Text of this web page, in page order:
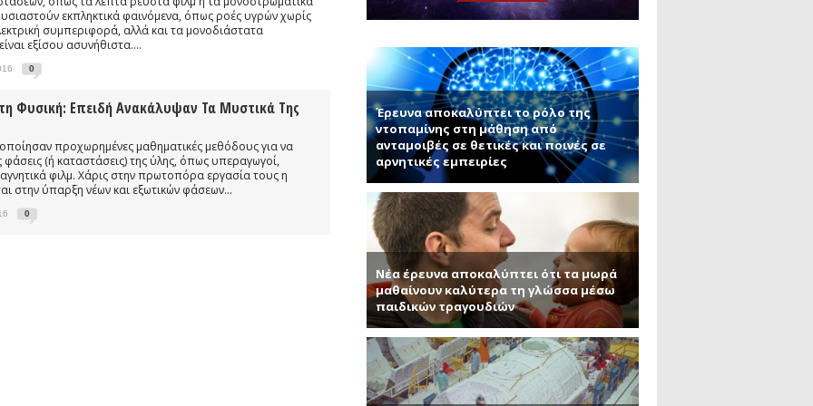
κ. Παντελή Μπάμπουλη για τα ενδιαφέροντα τεχνητά υλικά, γερμανένιο και πυριτένιο (Μέρος
με τον Ερωτόκριτο Κατσαβουνίδη, διευθυντή έρευνας στο ΜΙΤ)
(Συνέντευξη με τον Χρήστο Τσάγκα, Αναπληρωτή Καθηγητή του ΑΠΘ)
με απλά λόγια μας μαθαίνει το χαλαρόνιο και τη σχέση του με την σκοτεινή ύλη
εκπληκτικά φαινόμενα, όπως ροές υγρών χωρίς
συμπεριφορά, αλλά και τα μονοδιάστατα
εξίσου ασυνήθιστα....
0
Φυσική: Επειδή Ανακάλυψαν Τα Μυστικά Της
προχωρημένες μαθηματικές μεθόδους για να
φάσεις (ή καταστάσεις) της ύλης, όπως υπεραγωγοί,
φιλμ. Χάρις στην πρωτοπόρα εργασία τους η
στην ύπαρξη νέων και εξωτικών φάσεων...
0
Έρευνα αποκαλύπτει το ρόλο της
ντοπαμίνης στη μάθηση από
ανταμοιβές σε θετικές και ποινές σε
αρνητικές εμπειρίες
Νέα έρευνα αποκαλύπτει ότι τα μωρά
μαθαίνουν καλύτερα τη γλώσσα μέσω
παιδικών τραγουδιών